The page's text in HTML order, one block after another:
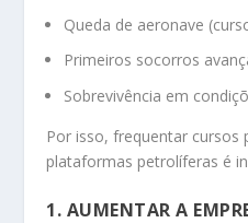
Queda de aeronave
Primeiros socorros
Sobrevivência em
Por isso, frequentar cursos
plataformas petrolíferas é
1. AUMENTAR A